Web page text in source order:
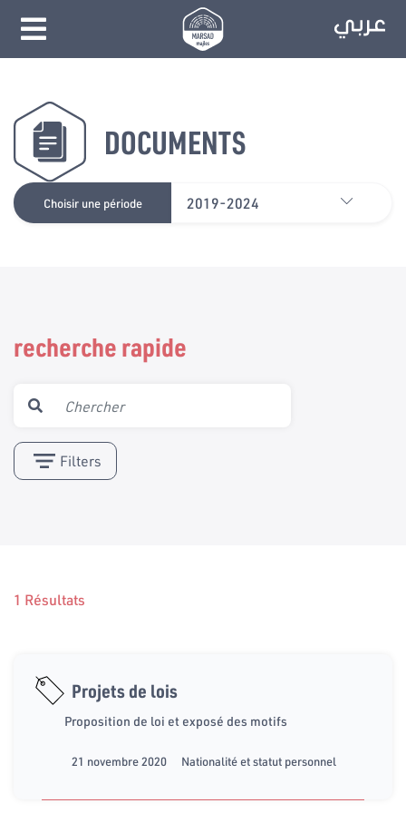
DOCUMENTS
Choisir une période 2019-2024
recherche rapide
Filters
1 Résultats
Projets de lois
Proposition de loi et exposé des motifs
21 novembre 2020 Nationalité et statut personnel